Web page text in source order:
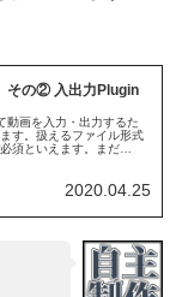
その② 入出力Plugin
動画を入力・出力するた
す。扱えるファイル形式
須といえます。まだ
2020.04.25